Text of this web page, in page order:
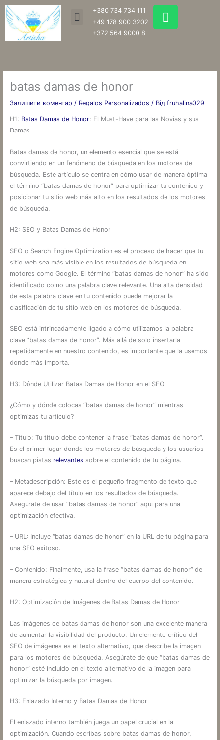
Перейти
до
вмісту
Menu
+380 734 734 111
+49 178 900 3202
+372 564 9000 8
W
h
a
p
batas damas de honor
Залишити коментар / Regalos Personalizados / Від fruhalina029
H1: Batas Damas de Honor: El Must-Have para las Novias y sus
Damas
Batas damas de honor, un elemento esencial que se está
convirtiendo en un fenómeno de búsqueda en los motores de
búsqueda. Este artículo se centra en cómo usar de manera óptima
el término “batas damas de honor” para optimizar tu contenido y
posicionar tu sitio web más alto en los resultados de los motores
de búsqueda.
H2: SEO y Batas Damas de Honor
SEO o Search Engine Optimization es el proceso de hacer que tu
sitio web sea más visible en los resultados de búsqueda en
motores como Google. El término “batas damas de honor” ha sido
identificado como una palabra clave relevante. Una alta densidad
de esta palabra clave en tu contenido puede mejorar la
clasificación de tu sitio web en los motores de búsqueda.
SEO está intrincadamente ligado a cómo utilizamos la palabra
clave “batas damas de honor”. Más allá de solo insertarla
repetidamente en nuestro contenido, es importante que la usemos
donde más importa.
H3: Dónde Utilizar Batas Damas de Honor en el SEO
¿Cómo y dónde colocas “batas damas de honor” mientras
optimizas tu artículo?
– Título: Tu título debe contener la frase “batas damas de honor”.
Es el primer lugar donde los motores de búsqueda y los usuarios
buscan pistas relevantes sobre el contenido de tu página.
– Metadescripción: Este es el pequeño fragmento de texto que
aparece debajo del título en los resultados de búsqueda.
Asegúrate de usar “batas damas de honor” aquí para una
optimización efectiva.
– URL: Incluye “batas damas de honor” en la URL de tu página para
una SEO exitoso.
– Contenido: Finalmente, usa la frase “batas damas de honor” de
manera estratégica y natural dentro del cuerpo del contenido.
H2: Optimización de Imágenes de Batas Damas de Honor
Las imágenes de batas damas de honor son una excelente manera
de aumentar la visibilidad del producto. Un elemento crítico del
SEO de imágenes es el texto alternativo, que describe la imagen
para los motores de búsqueda. Asegúrate de que “batas damas de
honor” esté incluido en el texto alternativo de la imagen para
optimizar la búsqueda por imagen.
H3: Enlazado Interno y Batas Damas de Honor
El enlazado interno también juega un papel crucial en la
optimización. Cuando escribas sobre batas damas de honor,